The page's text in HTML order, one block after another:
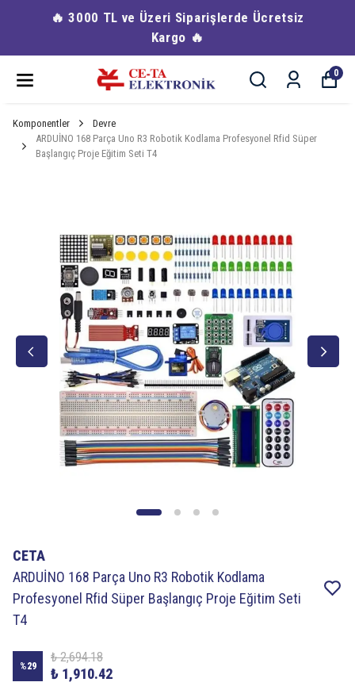
🔥 3000 TL ve Üzeri Siparişlerde Ücretsiz
Kargo 🔥
0
Komponentler
Devre
ARDUİNO 168 Parça Uno R3 Robotik Kodlama Profesyonel Rfid Süper
Başlangıç Proje Eğitim Seti T4
CETA
ARDUİNO 168 Parça Uno R3 Robotik Kodlama
Profesyonel Rfid Süper Başlangıç Proje Eğitim Seti
T4
%29
₺ 2,694.18
₺ 1,910.42